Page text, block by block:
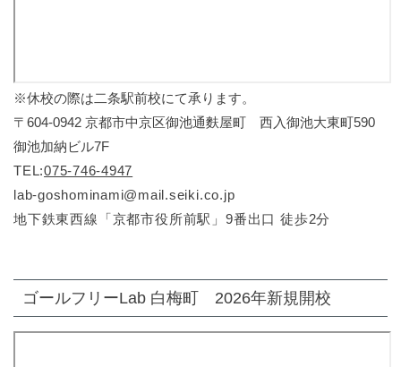
※休校の際は二条駅前校にて承ります。
〒604-0942 京都市中京区御池通麩屋町 西入御池大東町590
御池加納ビル7F
TEL:075-746-4947
lab-goshominami@mail.seiki.co.jp
地下鉄東西線「京都市役所前駅」9番出口 徒歩2分
ゴールフリーLab 白梅町 2026年新規開校